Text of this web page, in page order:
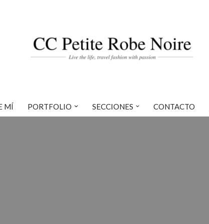
MÍ PORTFOLIO SECCIONES CONTACTO